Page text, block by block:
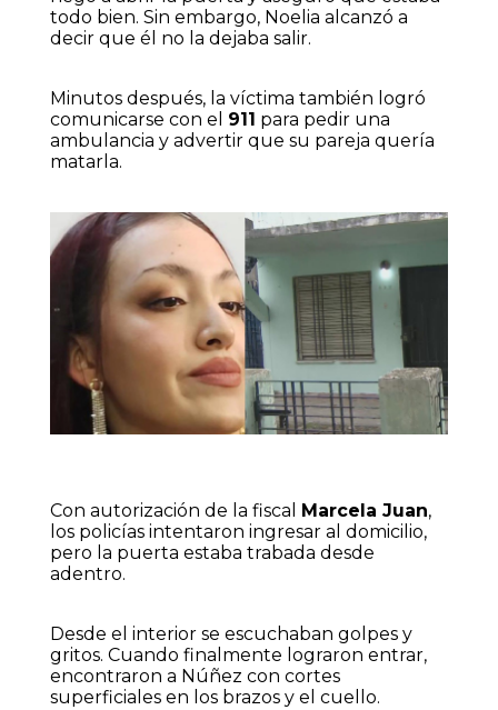
todo bien. Sin embargo, Noelia alcanzó a
decir que él no la dejaba salir.
Minutos después, la víctima también logró
comunicarse con el 911 para pedir una
ambulancia y advertir que su pareja quería
matarla.
Con autorización de la fiscal Marcela Juan,
los policías intentaron ingresar al domicilio,
pero la puerta estaba trabada desde
adentro.
Desde el interior se escuchaban golpes y
gritos. Cuando finalmente lograron entrar,
encontraron a Núñez con cortes
superficiales en los brazos y el cuello.